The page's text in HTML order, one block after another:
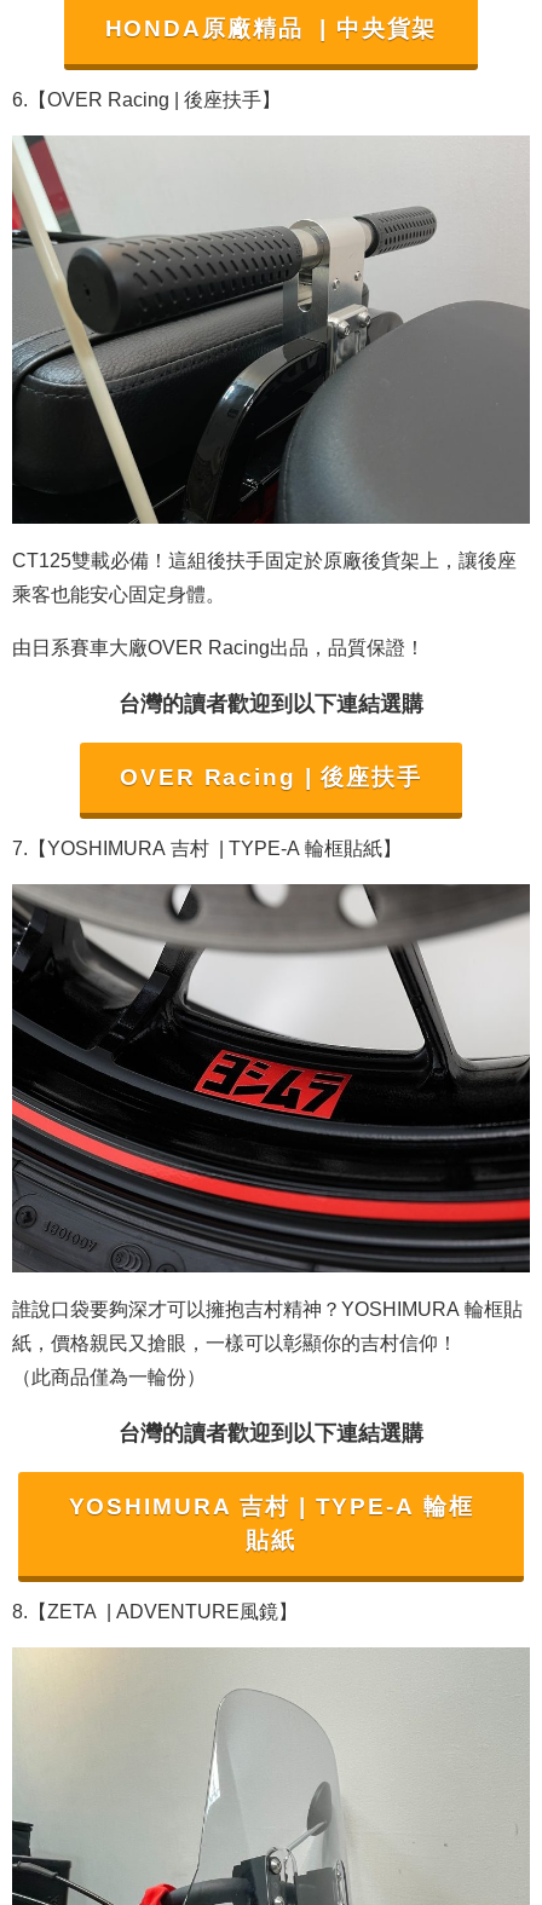
HONDA原廠精品 | 中央貨架
6.【OVER Racing | 後座扶手】
CT125雙載必備！這組後扶手固定於原廠後貨架上，讓後座
乘客也能安心固定身體。
由日系賽車大廠OVER Racing出品，品質保證！
台灣的讀者歡迎到以下連結選購
OVER Racing | 後座扶手
7.【YOSHIMURA 吉村 TYPE-A 輪框貼紙】
誰說口袋要夠深才可以擁抱吉村精神？YOSHIMURA 輪框貼
紙，價格親民又搶眼，一樣可以彰顯你的吉村信仰！
（此商品僅為一輪份）
台灣的讀者歡迎到以下連結選購
YOSHIMURA 吉村 | TYPE-A 輪框
貼紙
8.【ZETA ADVENTURE風鏡】